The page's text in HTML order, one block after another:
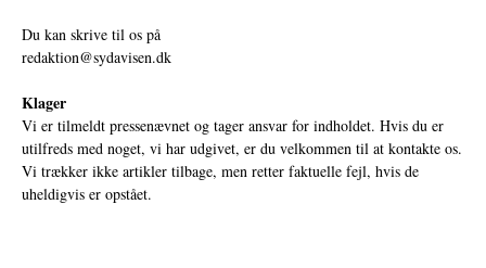
Du kan skrive til os på
redaktion@sydavisen.dk
Klager
Vi er tilmeldt pressenævnet og tager ansvar for indholdet. Hvis du er
utilfreds med noget, vi har udgivet, er du velkommen til at kontakte os.
Vi trækker ikke artikler tilbage, men retter faktuelle fejl, hvis de
uheldigvis er opstået.